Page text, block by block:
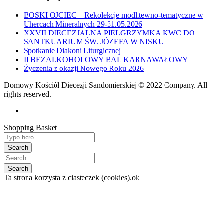
BOSKI OJCIEC – Rekolekcje modlitewno-tematyczne w
Uhercach Mineralnych 29-31.05.2026
XXVII DIECEZJALNA PIELGRZYMKA KWC DO
SANTKUARIUM ŚW. JÓZEFA W NISKU
Spotkanie Diakoni Liturgicznej
II BEZALKOHOLOWY BAL KARNAWAŁOWY
Życzenia z okazji Nowego Roku 2026
Domowy Kościół Diecezji Sandomierskiej © 2022 Company. All
rights reserved.
Shopping Basket
Ta strona korzysta z ciasteczek (cookies).ok